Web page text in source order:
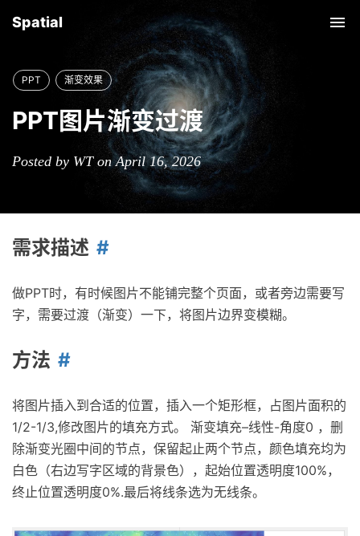
Spatial
PPT 渐变效果
PPT图片渐变过渡
Posted by WT on April 16, 2026
需求描述
做PPT时，有时候图片不能铺完整个页面，或者旁边需要写
字，需要过渡（渐变）一下，将图片边界变模糊。
方法
将图片插入到合适的位置，插入一个矩形框，占图片面积的
1/2-1/3,修改图片的填充方式。 渐变填充–线性-角度0 ，删
除渐变光圈中间的节点，保留起止两个节点，颜色填充均为
白色（右边写字区域的背景色），起始位置透明度100%，
终止位置透明度0%.最后将线条选为无线条。